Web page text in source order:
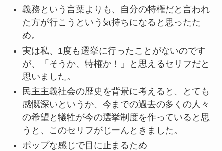
義務という言葉よりも、自分の特権だと言われ
た方が行こうという気持ちになると思ったた
め。
実は私、1度も選挙に行ったことがないのです
が、「そうか、特権か！」と思えるセリフだと
思いました。
民主主義社会の歴史を背景に考えると、とても
感慨深いというか、今までの過去の多くの人々
の希望と犠牲が今の選挙制度を作っていると思
うと、このセリフがじーんときました。
ポップな感じで目に止まるため